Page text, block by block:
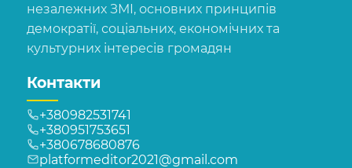
незалежних ЗМІ, основних принципів
демократії, соціальних, економічних та
культурних інтересів громадян
Контакти
+380982531741
+380951753651
+380678680876
platformeditor2021@gmail.com